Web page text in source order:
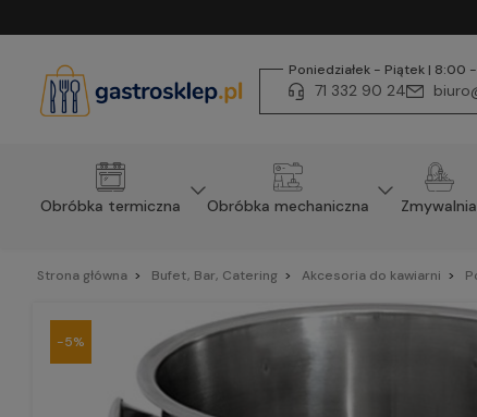
Poniedziałek - Piątek | 8:00
71 332 90 24
Obróbka termiczna Obróbka mechaniczna Zmywalnia
Strona główna Bufet, Bar, Catering Akcesoria do kawiarni
-5%